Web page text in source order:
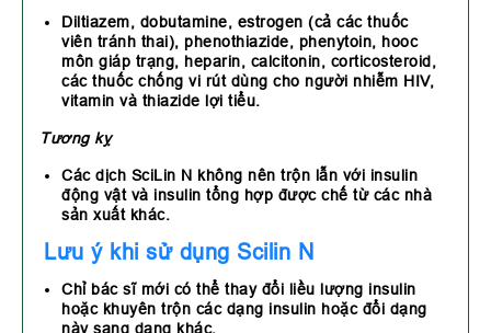
Diltiazem, dobutamine, estrogen (cả các thuốc
viên tránh thai), phenothiazide, phenytoin, hooc
môn giáp trạng, heparin, calcitonin, corticosteroid,
các thuốc chống vi rút dùng cho người nhiễm HIV,
vitamin và thiazide lợi tiểu.
Tương kỵ
Các dịch SciLin N không nên trộn lẫn với insulin
động vật và insulin tổng hợp được chế từ các nhà
sản xuất khác.
Lưu ý khi sử dụng Scilin N
Chỉ bác sĩ mới có thể thay đổi liều lượng insulin
hoặc khuyên trộn các dạng insulin hoặc đổi dạng
này sang dạng khác.